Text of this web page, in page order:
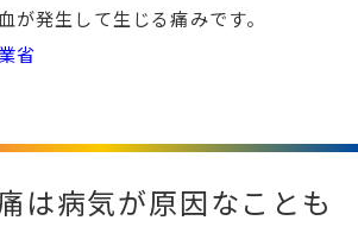
が発生して生じる痛みです。
省
は病気が原因なことも